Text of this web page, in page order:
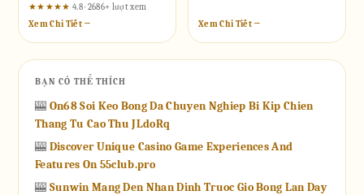
dân chơi thực thụ
★★★★★ 4.8 · 2686+ lượt xem
Xem Chi Tiết →
Xem Chi Tiết →
BẠN CÓ THỂ THÍCH
🎰 On68 Soi Keo Bong Da Chuyen Nghiep Bi Kip Chien
Thang Tu Cao Thu JLdoRq
🎰 Discover Unique Casino Game Experiences And
Features On 55club.pro
🎰 Sunwin Mang Den Nhan Dinh Truoc Gio Bong Lan Day